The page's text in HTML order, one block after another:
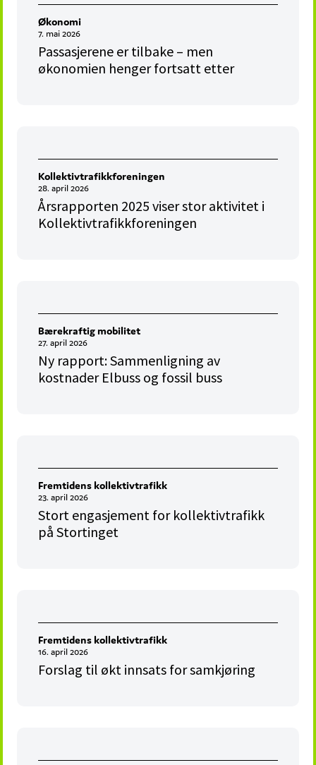
Økonomi
7. mai 2026
Passasjerene er tilbake – men
økonomien henger fortsatt etter
Kollektivtrafikkforeningen
28. april 2026
Årsrapporten 2025 viser stor aktivitet i
Kollektivtrafikkforeningen
Bærekraftig mobilitet
27. april 2026
Ny rapport: Sammenligning av
kostnader Elbuss og fossil buss
Fremtidens kollektivtrafikk
23. april 2026
Stort engasjement for kollektivtrafikk
på Stortinget
Fremtidens kollektivtrafikk
16. april 2026
Forslag til økt innsats for samkjøring